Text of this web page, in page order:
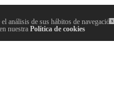
x
análisis de sus hábitos de navegación.
nuestra Política de cookies